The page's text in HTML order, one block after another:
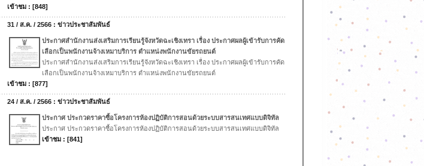
เข้าชม : [848]
31 / ส.ค. / 2566 : ข่าวประชาสัมพันธ์
ประกาศสำนักงานส่งเสริมการเรียนรู้จังหวัดฉะเชิงเทรา เรื่อง ประกาศผลผู้เข้ารับการคัด
เลือกเป็นพนักงานจ้างเหมาบริการ ตำแหน่งพนักงานขัยรถยนต์
ประกาศสำนักงานส่งเสริมการเรียนรู้จังหวัดฉะเชิงเทรา เรื่อง ประกาศผลผู้เข้ารับการคัด
เลือกเป็นพนักงานจ้างเหมาบริการ ตำแหน่งพนักงานขัยรถยนต์
เข้าชม : [877]
24 / ส.ค. / 2566 : ข่าวประชาสัมพันธ์
ประกาศ ประกวดราคาซื้อโครงการห้องปฏิบัติการสอนด้วยระบบสารสนเทศแบบดิจิทัล
ประกาศ ประกวดราคาซื้อโครงการห้องปฏิบัติการสอนด้วยระบบสารสนเทศแบบดิจิทัล
เข้าชม : [841]